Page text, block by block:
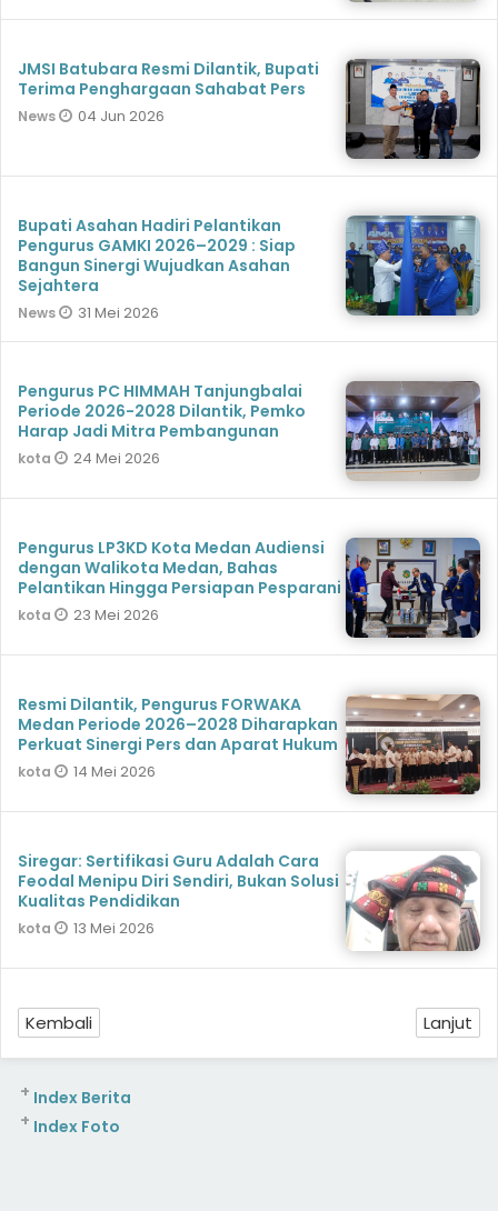
JMSI Batubara Resmi Dilantik, Bupati
Terima Penghargaan Sahabat Pers
News 04 Jun 2026
Bupati Asahan Hadiri Pelantikan
Pengurus GAMKI 2026–2029 : Siap
Bangun Sinergi Wujudkan Asahan
Sejahtera
News 31 Mei 2026
Pengurus PC HIMMAH Tanjungbalai
Periode 2026-2028 Dilantik, Pemko
Harap Jadi Mitra Pembangunan
kota 24 Mei 2026
Pengurus LP3KD Kota Medan Audiensi
dengan Walikota Medan, Bahas
Pelantikan Hingga Persiapan Pesparani
kota 23 Mei 2026
Resmi Dilantik, Pengurus FORWAKA
Medan Periode 2026–2028 Diharapkan
Perkuat Sinergi Pers dan Aparat Hukum
kota 14 Mei 2026
Siregar: Sertifikasi Guru Adalah Cara
Feodal Menipu Diri Sendiri, Bukan Solusi
Kualitas Pendidikan
kota 13 Mei 2026
Kembali Lanjut
Index Berita
+
Index Foto
+